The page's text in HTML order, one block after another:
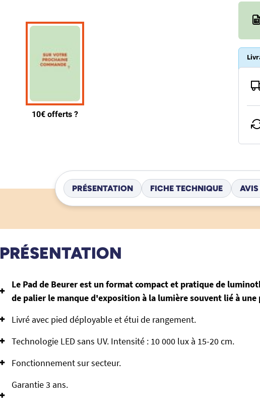
PRÉSENTATION FICHE TECHNIQUE
PRÉSENTATION
Le Pad de Beurer est un format compact et pratique de
de palier le manque d'exposition à la lumière souvent lié à
Livré avec pied déployable et étui de rangement.
Technologie LED sans UV. Intensité : 10 000 lux à 15-20 cm.
Fonctionnement sur secteur.
Garantie 3 ans.